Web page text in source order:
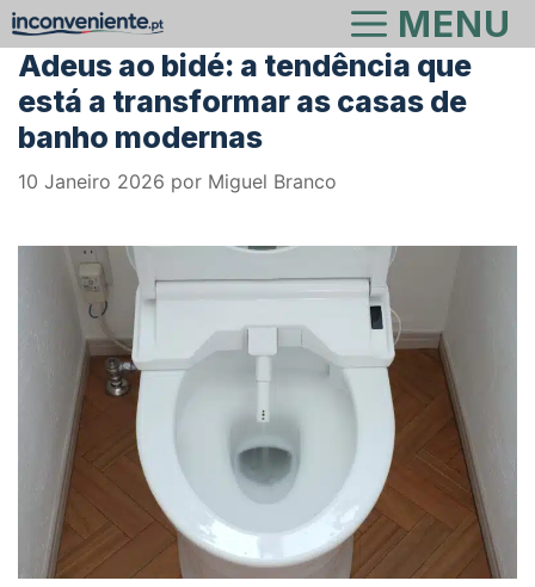
Saltar
para
conteúdo
MENU
Adeus ao bidé: a tendência que
está a transformar as casas de
banho modernas
10 Janeiro 2026 por Miguel Branco